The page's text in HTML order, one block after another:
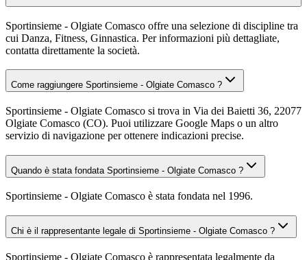
Sportinsieme - Olgiate Comasco offre una selezione di discipline tra
cui Danza, Fitness, Ginnastica. Per informazioni più dettagliate,
contatta direttamente la società.
Come raggiungere Sportinsieme - Olgiate Comasco ?
Sportinsieme - Olgiate Comasco si trova in Via dei Baietti 36, 22077
Olgiate Comasco (CO). Puoi utilizzare Google Maps o un altro
servizio di navigazione per ottenere indicazioni precise.
Quando è stata fondata Sportinsieme - Olgiate Comasco ?
Sportinsieme - Olgiate Comasco è stata fondata nel 1996.
Chi è il rappresentante legale di Sportinsieme - Olgiate Comasco ?
Sportinsieme - Olgiate Comasco è rappresentata legalmente da